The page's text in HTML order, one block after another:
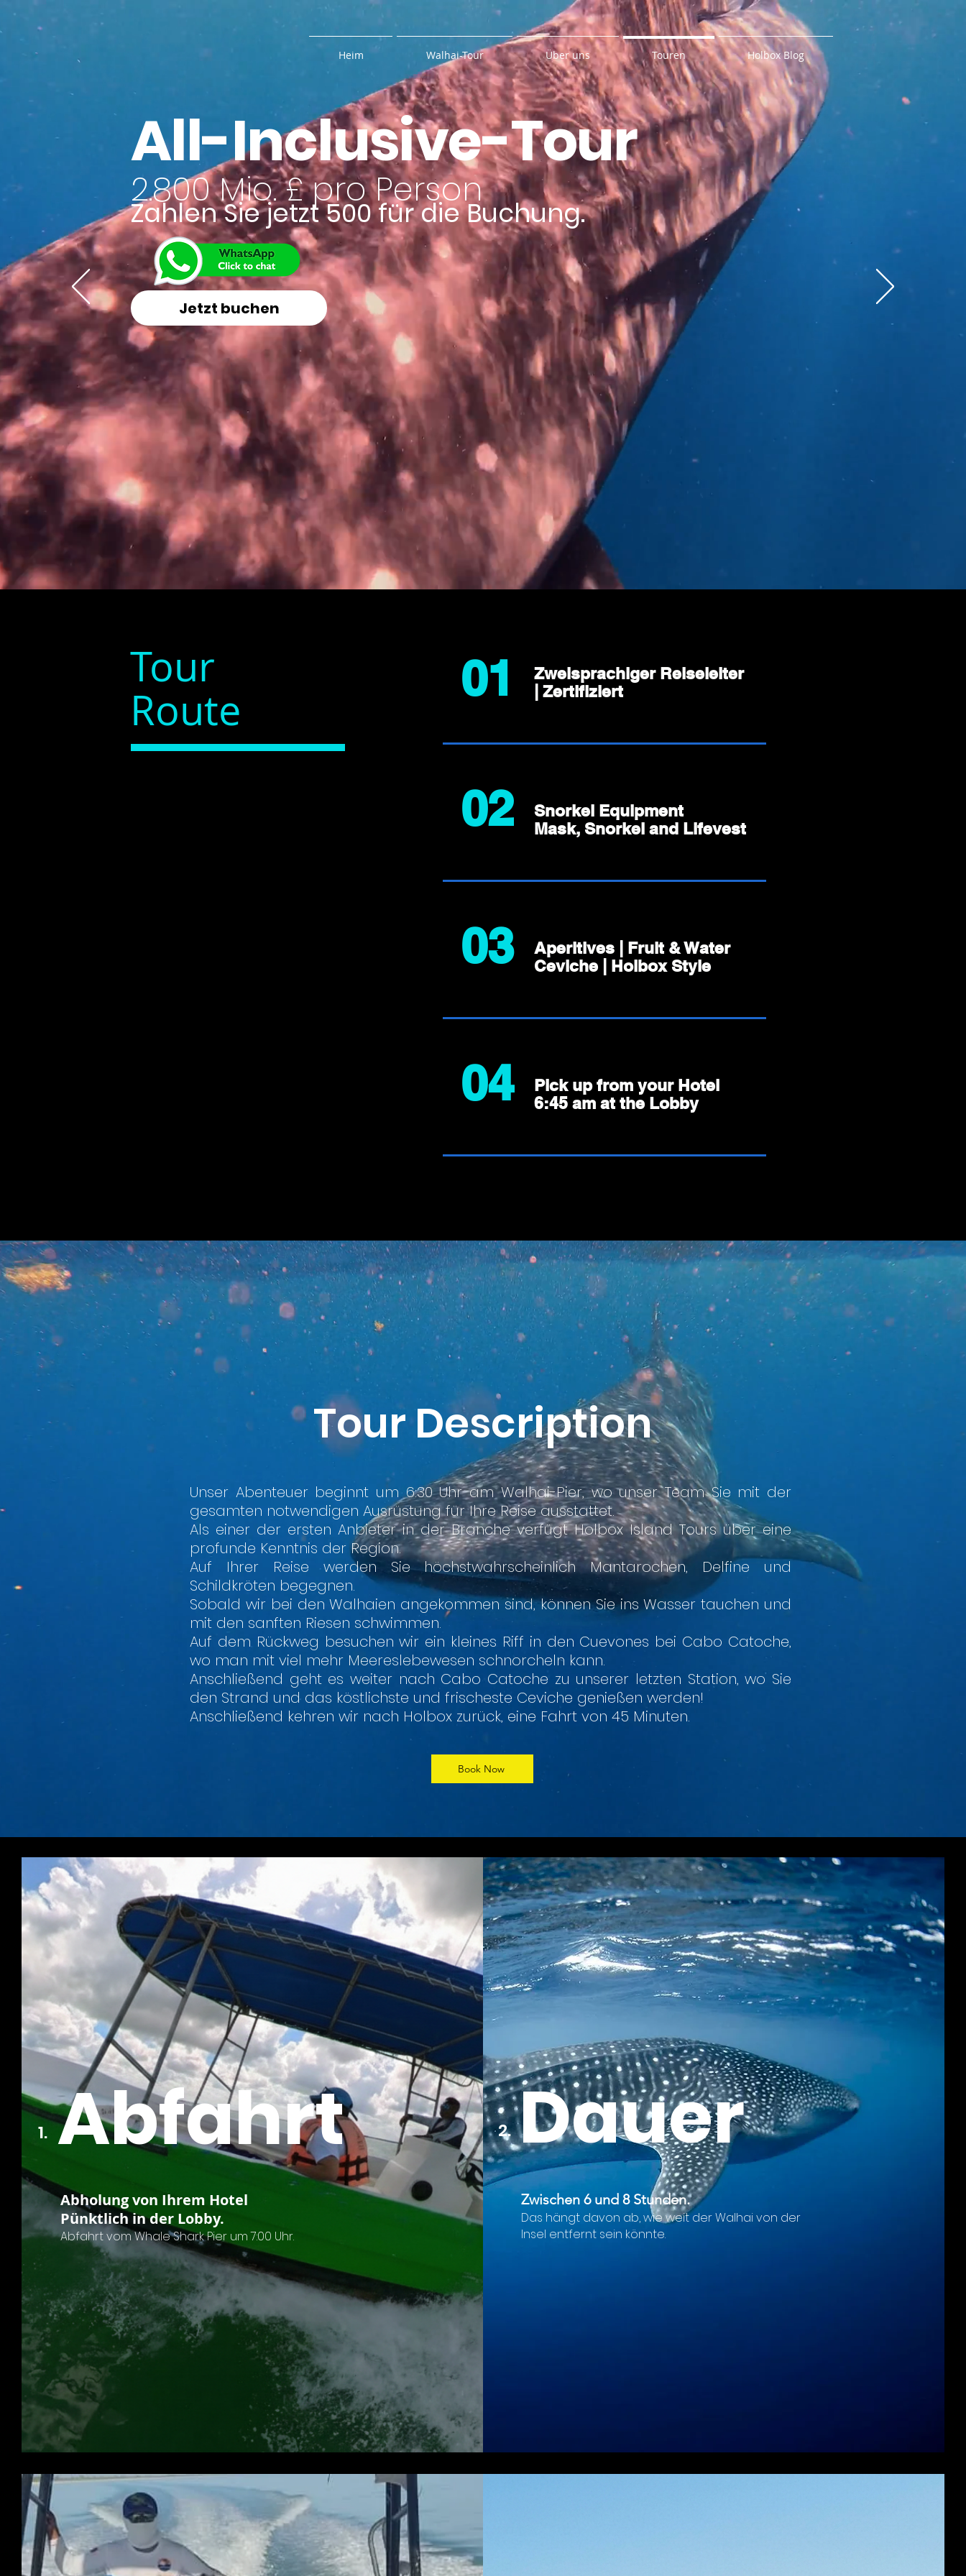
Heim Walhai-Tour Über uns Touren Holbox Blog
All-Inclusive-Tour
2.800 Mio. £ pro Person
Zahlen Sie jetzt 500 für die Buchung.
Jetzt buchen
Tour
Route
01
Zweisprachiger Reiseleiter
| Zertifiziert
02
Snorkel Equipment
Mask, Snorkel and Lifevest
03
Aperitives | Fruit & Water
Ceviche | Holbox Style
04
Pick up from your Hotel
6:45 am at the Lobby
Tour Description
Unser Abenteuer beginnt um 6:30 Uhr am Walhai-Pier, wo unser Team Sie mit der
gesamten notwendigen Ausrüstung für Ihre Reise ausstattet.
Als einer der ersten Anbieter in der Branche verfügt Holbox Island Tours über eine
profunde Kenntnis der Region.
Auf Ihrer Reise werden Sie höchstwahrscheinlich Mantarochen, Delfine und
Schildkröten begegnen.
Sobald wir bei den Walhaien angekommen sind, können Sie ins Wasser tauchen und
mit den sanften Riesen schwimmen.
Auf dem Rückweg besuchen wir ein kleines Riff in den Cuevones bei Cabo Catoche,
wo man mit viel mehr Meereslebewesen schnorcheln kann.
Anschließend geht es weiter nach Cabo Catoche zu unserer letzten Station, wo Sie
den Strand und das köstlichste und frischeste Ceviche genießen werden!
Anschließend kehren wir nach Holbox zurück, eine Fahrt von 45 Minuten.
Book Now
Abfahrt
1.
Abholung von Ihrem Hotel
Pünktlich in der Lobby.
Abfahrt vom Whale Shark Pier um 7:00 Uhr.
Dauer
2.
Zwischen 6 und 8 Stunden.
Das hängt davon ab, wie weit der Walhai von der
Insel entfernt sein könnte.